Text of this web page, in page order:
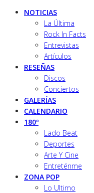
NOTICIAS
La Última
Rock In Facts
Entrevistas
Artículos
RESEÑAS
Discos
Conciertos
GALERÍAS
CALENDARIO
180º
Lado Beat
Deportes
Arte Y Cine
Entreténme
ZONA POP
Lo Ultimo